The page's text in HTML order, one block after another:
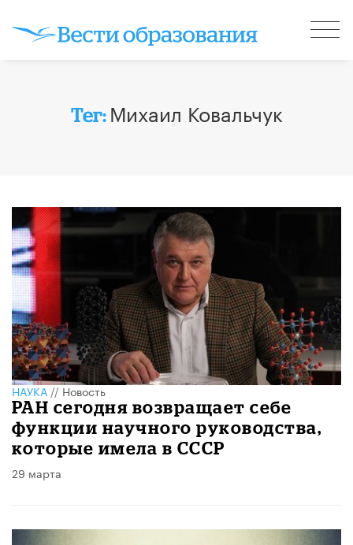
Тег: Михаил Ковальчук
НАУКА//Новость
РАН сегодня возвращает себе
функции научного руководства,
которые имела в СССР
29 марта